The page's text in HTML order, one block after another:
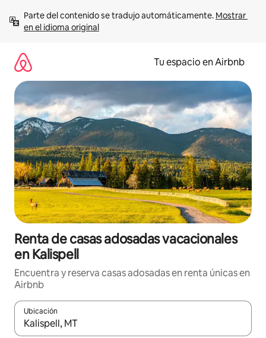
contenido
Parte del contenido se tradujo automáticamente. Mostrar
en el idioma original
Tu espacio en Airbnb
Renta de casas adosadas vacacionales
en Kalispell
Encuentra y reserva casas adosadas en renta únicas en
Airbnb
Ubicación
Cuando los resultados estén disponibles, podrás navegar